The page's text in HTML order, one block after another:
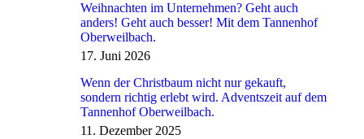
Weihnachten im Unternehmen? Geht auch
anders! Geht auch besser! Mit dem Tannenhof
Oberweilbach.
17. Juni 2026
Wenn der Christbaum nicht nur gekauft,
sondern richtig erlebt wird. Adventszeit auf dem
Tannenhof Oberweilbach.
11. Dezember 2025